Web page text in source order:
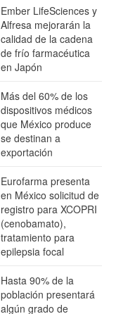
Ember LifeSciences y
Alfresa mejorarán la
calidad de la cadena
de frío farmacéutica
en Japón
Más del 60% de los
dispositivos médicos
que México produce
se destinan a
exportación
Eurofarma presenta
en México solicitud de
registro para XCOPRI
(cenobamato),
tratamiento para
epilepsia focal
Hasta 90% de la
población presentará
algún grado de